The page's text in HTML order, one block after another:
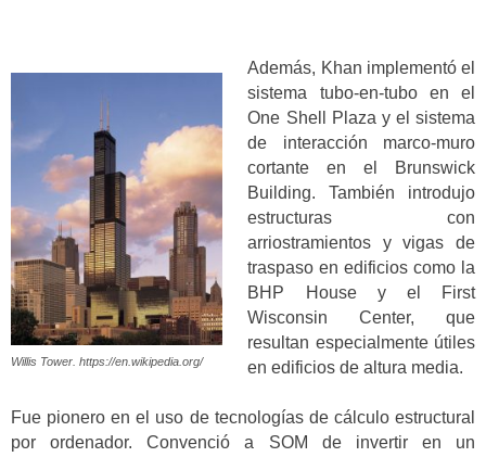
Willis Tower. https://en.wikipedia.org/
Además, Khan implementó el
sistema tubo-en-tubo en el
One Shell Plaza y el sistema
de interacción marco-muro
cortante en el Brunswick
Building. También introdujo
estructuras con
arriostramientos y vigas de
traspaso en edificios como la
BHP House y el First
Wisconsin Center, que
resultan especialmente útiles
en edificios de altura media.
Fue pionero en el uso de tecnologías de cálculo estructural
por ordenador. Convenció a SOM de invertir en un